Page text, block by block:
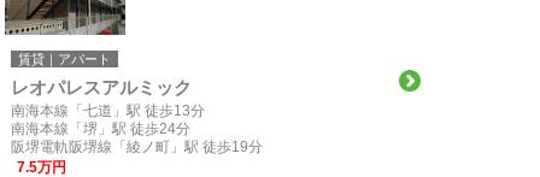
賃貸｜アパート
レオパレスアルミック
南海本線「七道」駅 徒歩13分
南海本線「堺」駅 徒歩24分
阪堺電軌阪堺線「綾ノ町」駅 徒歩19分
7.5万円